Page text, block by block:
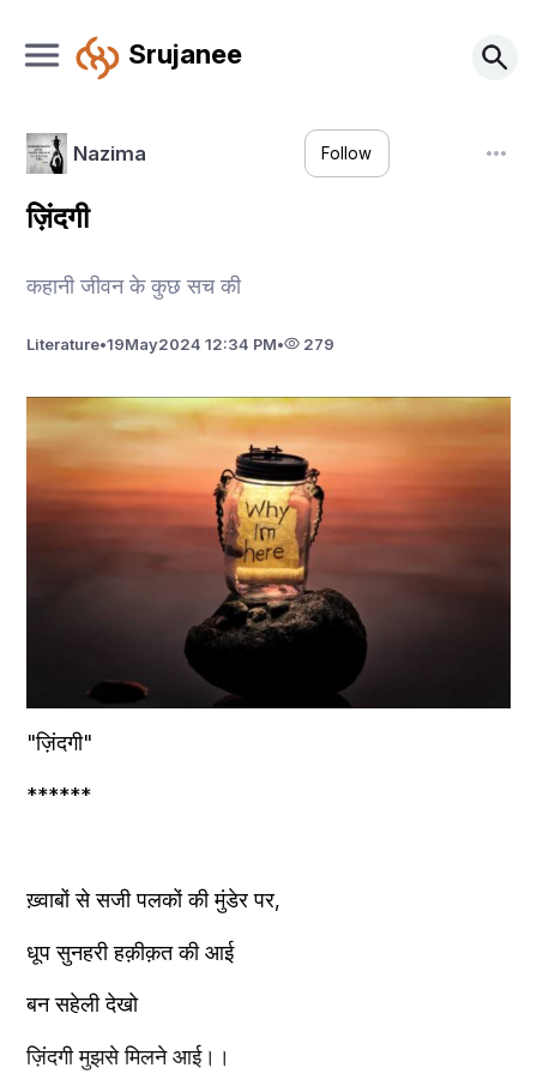
Srujanee
Nazima Follow
ज़िंदगी
कहानी जीवन के कुछ सच की
Literature•19May2024 12:34 PM• 279
"ज़िंदगी"
******
ख़्वाबों से सजी पलकों की मुंडेर पर,
धूप सुनहरी हक़ीक़त की आई
बन सहेली देखो
ज़िंदगी मुझसे मिलने आई।।